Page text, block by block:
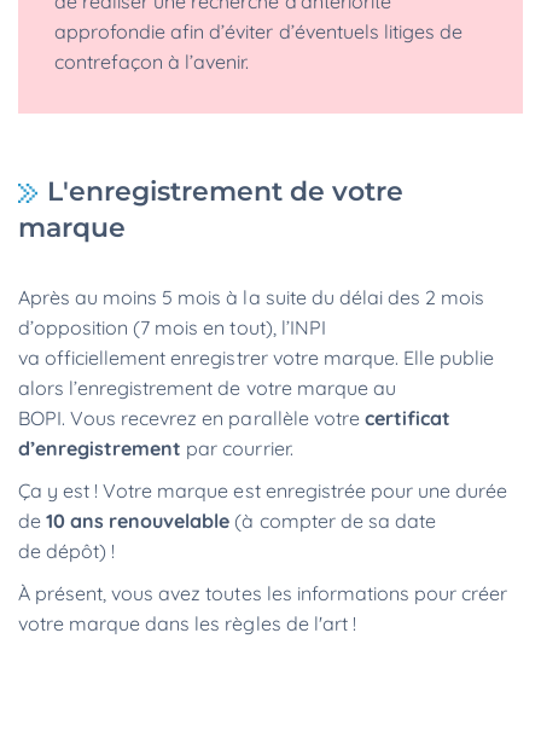
approfondie afin d’éviter d’éventuels litiges de
contrefaçon à l’avenir.
L'enregistrement de votre
marque
Après au moins 5 mois à la suite du délai des 2 mois
d’opposition (7 mois en tout), l’INPI
va officiellement enregistrer votre marque. Elle publie
alors l’enregistrement de votre marque au
BOPI. Vous recevrez en parallèle votre certificat
d’enregistrement par courrier.
Ça y est ! Votre marque est enregistrée pour une durée
de10 ans renouvelable (à compter de sa date
de dépôt) !
À présent, vous avez toutes les informations pour créer
votre marque dans les règles de l'art !